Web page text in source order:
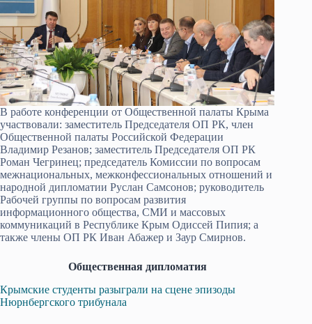
В работе конференции от Общественной палаты Крыма
участвовали: заместитель Председателя ОП РК, член
Общественной палаты Российской Федерации
Владимир Резанов; заместитель Председателя ОП РК
Роман Чегринец; председатель Комиссии по вопросам
межнациональных, межконфессиональных отношений и
народной дипломатии Руслан Самсонов; руководитель
Рабочей группы по вопросам развития
информационного общества, СМИ и массовых
коммуникаций в Республике Крым Одиссей Пипия; а
также члены ОП РК Иван Абажер и Заур Смирнов.
Общественная дипломатия
Крымские студенты разыграли на сцене эпизоды
Нюрнбергского трибунала